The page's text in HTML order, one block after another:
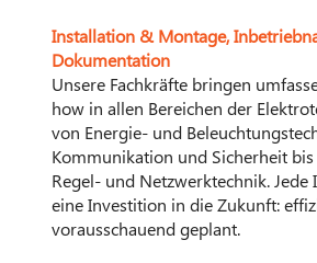
Installation & Montage,
Dokumentation
Unsere Fachkräfte bringen
how in allen Bereichen der
von Energie- und
Kommunikation und Sicherheit
Regel- und Netzwerktechnik. Jede
eine Investition in die Zukunft:
vorausschauend geplant.